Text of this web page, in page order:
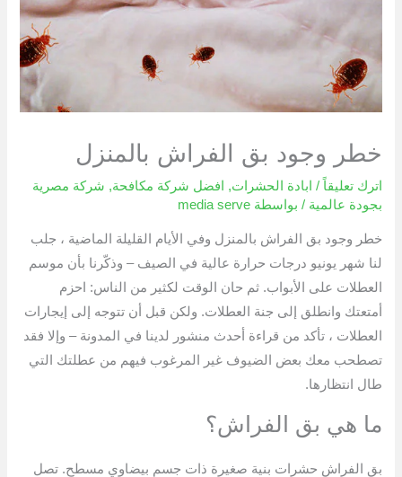
خطر وجود بق الفراش بالمنزل
اترك تعليقاً / ابادة الحشرات, افضل شركة مكافحة, شركة مصرية
بجودة عالمية / بواسطة media serve
خطر وجود بق الفراش بالمنزل وفي الأيام القليلة الماضية ، جلب
لنا شهر يونيو درجات حرارة عالية في الصيف – وذكّرنا بأن موسم
العطلات على الأبواب. ثم حان الوقت لكثير من الناس: احزم
أمتعتك وانطلق إلى جنة العطلات. ولكن قبل أن تتوجه إلى إيجارات
العطلات ، تأكد من قراءة أحدث منشور لدينا في المدونة – وإلا فقد
تصطحب معك بعض الضيوف غير المرغوب فيهم من عطلتك التي
طال انتظارها.
ما هي بق الفراش؟
بق الفراش حشرات بنية صغيرة ذات جسم بيضاوي مسطح. تصل